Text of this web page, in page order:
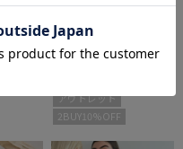
トップ
75%OFF
ADAM ET ROPÉ FEMME
バックコンシャストップ
ス
¥3,850
アウトレット
2BUY10%OFF